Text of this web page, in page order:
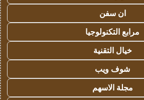
ان سفن
مرابع التكنولوجيا
خيال التقنية
شوف ويب
مجلة الاسهم